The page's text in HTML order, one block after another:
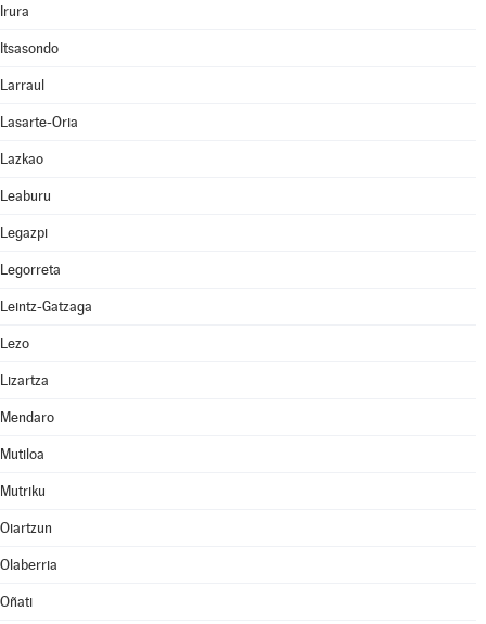
Irura
Itsasondo
Larraul
Lasarte-Oria
Lazkao
Leaburu
Legazpi
Legorreta
Leintz-Gatzaga
Lezo
Lizartza
Mendaro
Mutiloa
Mutriku
Oiartzun
Olaberria
Oñati